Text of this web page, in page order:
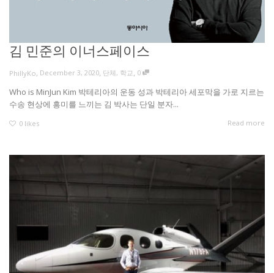
김 민준의 이너스페이스
PhillyKo, December 3, 2020, 단체, 학교 , 0
Who is MinJun Kim 박테리아의 운동 성과 박테리아 세포막을 가로 지르는
수송 현상에 흥미를 느끼는 김 박사는 단일 분자...
0 likes Read more